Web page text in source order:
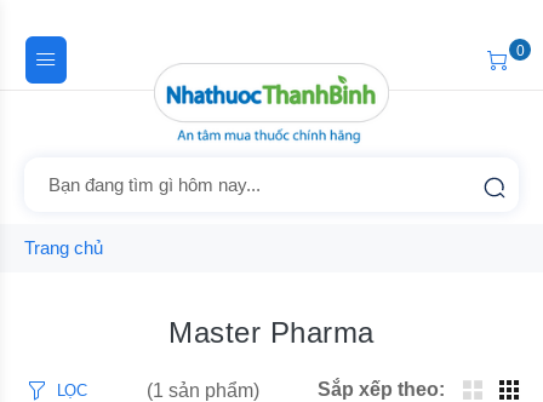
0
Trang chủ
Master Pharma
LỌC (1 sản phẩm) Sắp xếp theo: